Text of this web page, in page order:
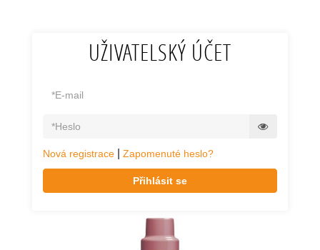
UŽIVATELSKÝ ÚČET
Nová registrace Zapomenuté heslo?
Přihlásit se